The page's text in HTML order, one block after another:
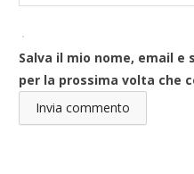
Salva il mio nome, email
per la prossima volta che